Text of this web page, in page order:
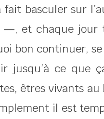
basculer sur
et chaque jour
bon continuer,
jusqu’à ce que
êtres vivants
il est